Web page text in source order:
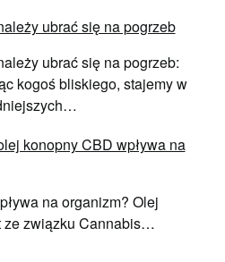
ubrać się na pogrzeb
ubrać się na pogrzeb:
kogoś bliskiego, stajemy w
konopny CBD wpływa na
na organizm? Olej
ze związku Cannabis…